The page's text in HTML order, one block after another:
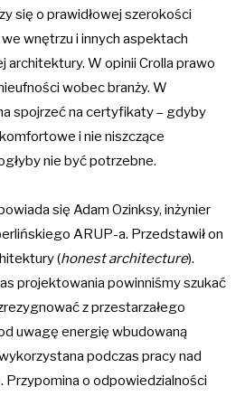
się o prawidłowej szerokości
wnętrzu i innych aspektach
architektury. W opinii Crolla prawo
wobec branży. W
spojrzeć na certyfikaty – gdyby
i nie niszczące
nie być potrzebne.
się Adam Ozinksy, inżynier
ARUP-a. Przedstawił on
(honest architecture).
projektowania powinniśmy szukać
z przestarzałego
uwagę energię wbudowaną
podczas pracy nad
o odpowiedzialności